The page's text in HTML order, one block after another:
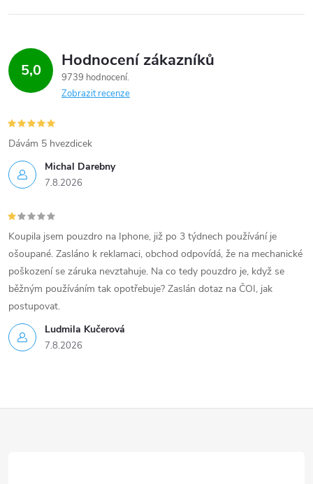
i
s
u 5,0 Hodnocení zákazníků
9739 hodnocení
Zobrazit recenze
Michal Darebny
7.8.2026
Dávám 5 hvezdicek
Ludmila Kučerová
7.8.2026
Koupila jsem pouzdro na Iphone, již po 3 týdnech používání je
ošoupané. Zasláno k reklamaci, obchod odpovídá, že na mechanické
poškození se záruka nevztahuje. Na co tedy pouzdro je, když se
běžným používáním tak opotřebuje? Zaslán dotaz na ČOI, jak
postupovat.